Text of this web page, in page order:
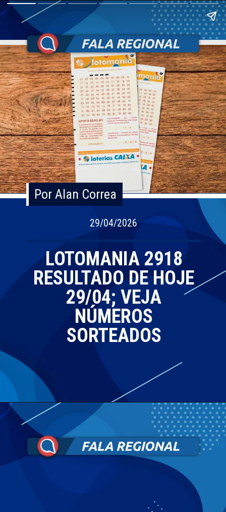
29/04/2026
LOTOMANIA 2918
RESULTADO DE HOJE
29/04; VEJA
NÚMEROS
SORTEADOS
Por Alan Correa
Por Alan Correa